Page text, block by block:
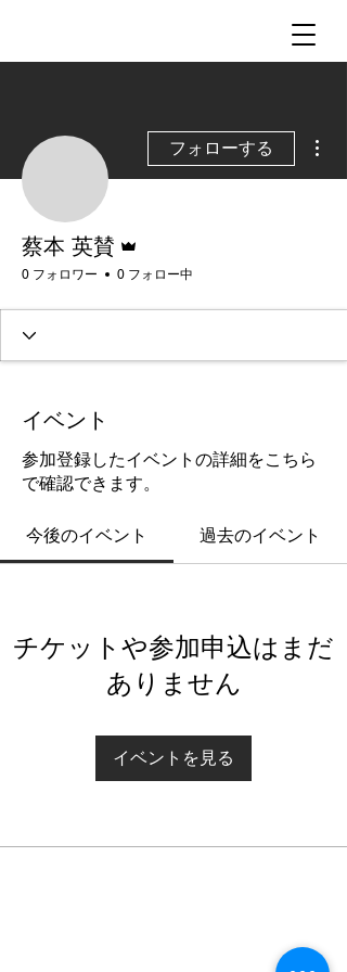
フォローする
蔡本 英賛
0 フォロワー 0 フォロー中
イベント
参加登録したイベントの詳細をこちら
で確認できます。
今後のイベント 過去のイベント
チケットや参加申込はまだ
ありません
イベントを見る
モーショングラフィックス、ミュージックビ